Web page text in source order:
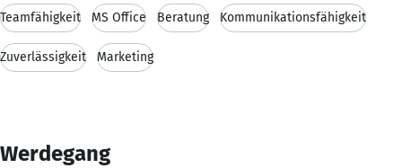
Teamfähigkeit MS Office Beratung Kommunikationsfähigkeit
Zuverlässigkeit Marketing
Werdegang